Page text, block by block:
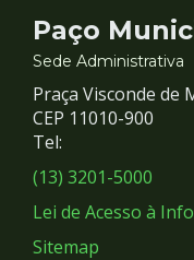
e
Redes
Sociais
Paço
Sede Administrativa
Praça Visconde de
CEP 11010-900
Tel:
(13) 3201-5000
Lei de Acesso à
Sitemap